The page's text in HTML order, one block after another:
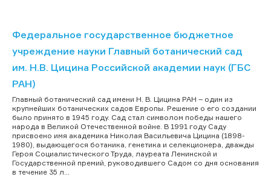
Федеральное государственное бюджетное
учреждение науки Главный ботанический сад
им. Н.В. Цицина Российской академии наук (ГБС
РАН)
Главный ботанический сад имени Н. В. Цицина РАН – один из
крупнейших ботанических садов Европы. Решение о его создании
было принято в 1945 году. Сад стал символом победы нашего
народа в Великой Отечественной войне. В 1991 году Саду
присвоено имя академика Николая Васильевича Цицина (1898-
1980), выдающегося ботаника, генетика и селекционера, дважды
Героя Социалистического Труда, лауреата Ленинской и
Государственной премий, руководившего Садом со дня основания
в течение 35 л...